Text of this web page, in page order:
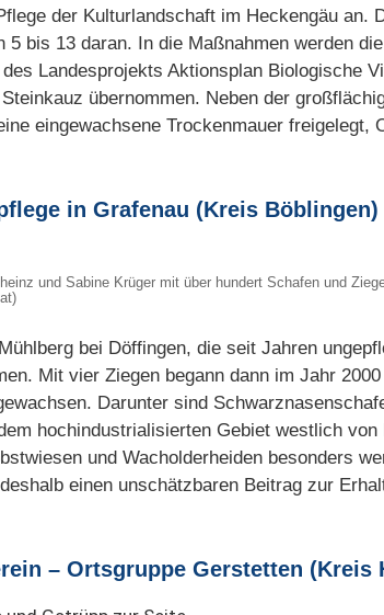
der Kulturlandschaft im Heckengäu an.
5 bis 13 daran. In die Maßnahmen werden
Landesprojekts Aktionsplan Biologische
übernommen. Neben der
eingewachsene Trockenmauer
in Grafenau (Kreis Böblingen)
und Sabine Krüger mit über hundert Schafen und
bei Döffingen, die seit Jahren
Mit vier Ziegen begann dann im Jahr
Darunter sind
hochindustrialisierten Gebiet westlich
und Wacholderheiden besonders
einen unschätzbaren Beitrag zur
– Ortsgruppe Gerstetten (Kreis